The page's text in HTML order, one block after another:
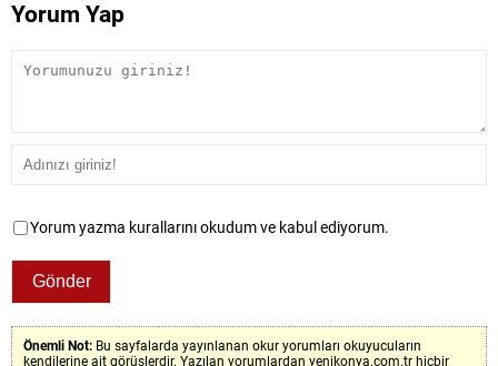
Yorum Yap
Yorum yazma kurallarını okudum ve kabul ediyorum.
Önemli Not: Bu sayfalarda yayınlanan okur yorumları okuyucuların
kendilerine ait görüşlerdir. Yazılan yorumlardan yenikonya.com.tr hiçbir